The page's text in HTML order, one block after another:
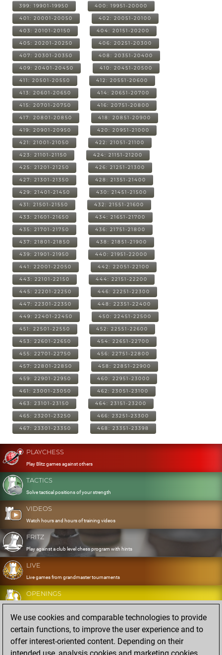
399: 19901-19950 400: 19951-20000
401: 20001-20050 402: 20051-20100
403: 20101-20150 404: 20151-20200
405: 20201-20250 406: 20251-20300
407: 20301-20350 408: 20351-20400
409: 20401-20450 410: 20451-20500
411: 20501-20550 412: 20551-20600
413: 20601-20650 414: 20651-20700
415: 20701-20750 416: 20751-20800
417: 20801-20850 418: 20851-20900
419: 20901-20950 420: 20951-21000
421: 21001-21050 422: 21051-21100
423: 21101-21150 424: 21151-21200
425: 21201-21250 426: 21251-21300
427: 21301-21350 428: 21351-21400
429: 21401-21450 430: 21451-21500
431: 21501-21550 432: 21551-21600
433: 21601-21650 434: 21651-21700
435: 21701-21750 436: 21751-21800
437: 21801-21850 438: 21851-21900
439: 21901-21950 440: 21951-22000
441: 22001-22050 442: 22051-22100
443: 22101-22150 444: 22151-22200
445: 22201-22250 446: 22251-22300
447: 22301-22350 448: 22351-22400
449: 22401-22450 450: 22451-22500
451: 22501-22550 452: 22551-22600
453: 22601-22650 454: 22651-22700
455: 22701-22750 456: 22751-22800
457: 22801-22850 458: 22851-22900
459: 22901-22950 460: 22951-23000
461: 23001-23050 462: 23051-23100
463: 23101-23150 464: 23151-23200
465: 23201-23250 466: 23251-23300
467: 23301-23350 468: 23351-23398
PLAYCHESS
Play Blitz games against others
TACTICS
Solve tactical positions of your strength
VIDEOS
Watch hours and hours of training videos
FRITZ
Play against a club level chess program with hints
LIVE
Live games from grandmaster tournaments
OPENINGS
Develop and exercise your openings
DATABASE
Eight million strong games
MYGAMES
We use cookies and comparable technologies to provide
certain functions, to improve the user experience and to
offer interest-oriented content. Depending on their